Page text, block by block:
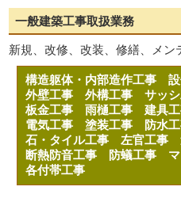
一般建築工事取扱業務
新規、改修、改装、修繕、メン
構造躯体・内部造作工事
外壁工事外構工事サッ
板金工事雨樋工事建具
電気工事塗装工事 防水
石・タイル工事左官工事
断熱防音工事
防蟻工事
各付帯工事